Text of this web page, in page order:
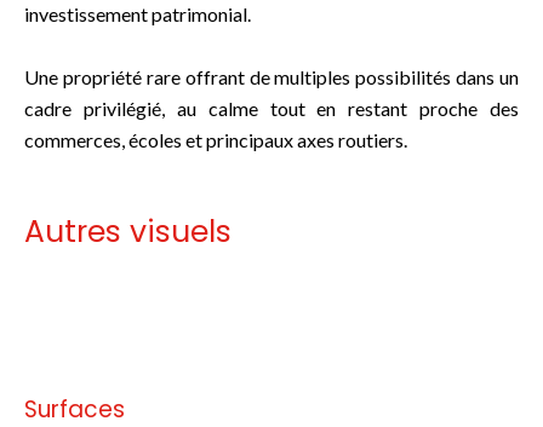
investissement patrimonial.
Une propriété rare offrant de multiples possibilités dans un
cadre privilégié, au calme tout en restant proche des
commerces, écoles et principaux axes routiers.
Autres visuels
Surfaces